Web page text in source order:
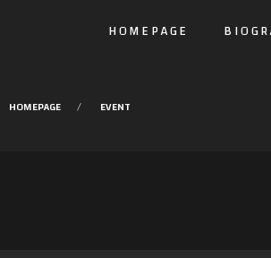
HOMEPAGE
HOMEPAGE EVENT